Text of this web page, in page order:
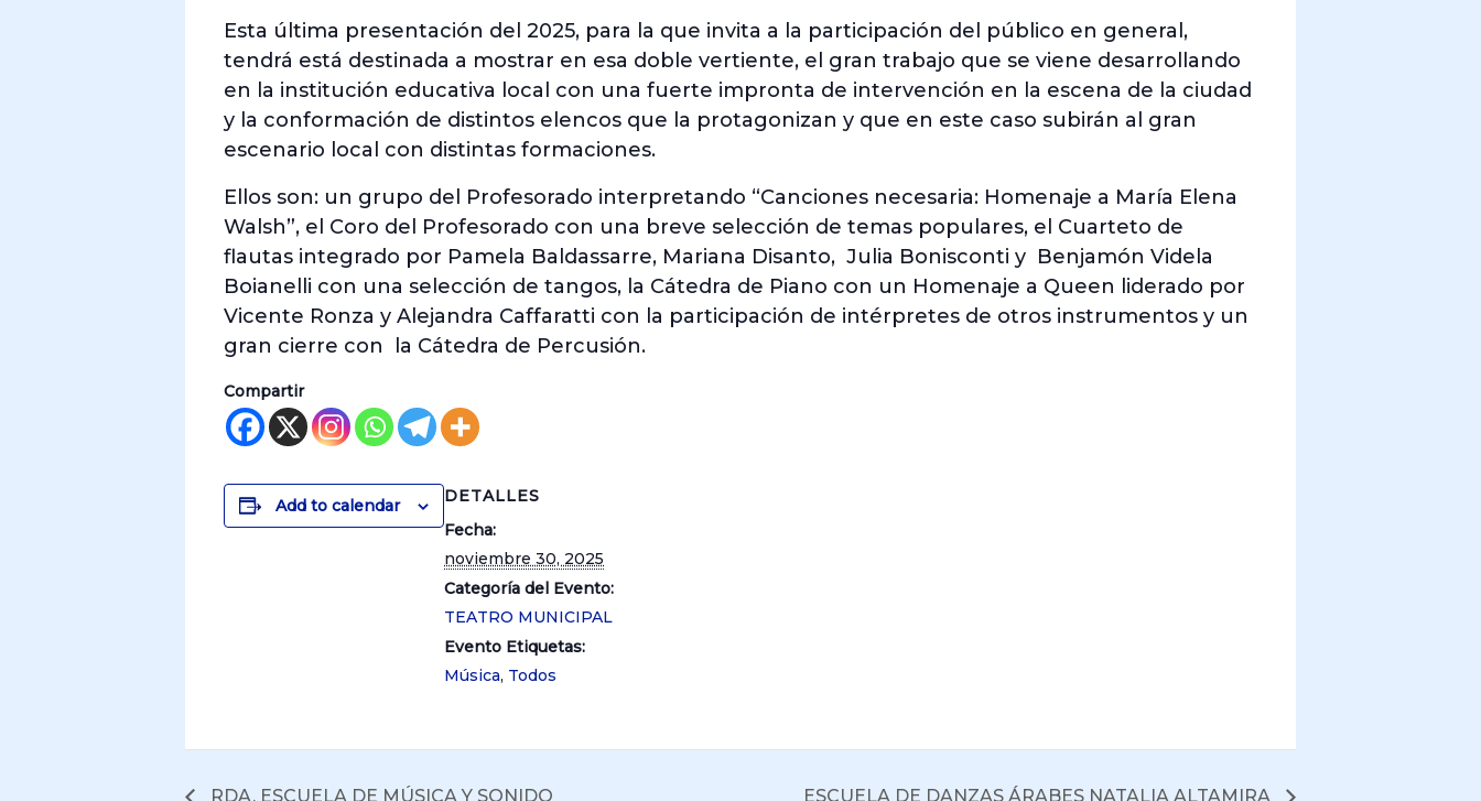
Esta última presentación del 2025, para la que invita a la participación del público en general,
tendrá está destinada a mostrar en esa doble vertiente, el gran trabajo que se viene desarrollando
en la institución educativa local con una fuerte impronta de intervención en la escena de la ciudad
y la conformación de distintos elencos que la protagonizan y que en este caso subirán al gran
escenario local con distintas formaciones.
Ellos son: un grupo del Profesorado interpretando “Canciones necesaria: Homenaje a María Elena
Walsh”, el Coro del Profesorado con una breve selección de temas populares, el Cuarteto de
flautas integrado por Pamela Baldassarre, Mariana Disanto, Julia Bonisconti y Benjamón Videla
Boianelli con una selección de tangos, la Cátedra de Piano con un Homenaje a Queen liderado por
Vicente Ronza y Alejandra Caffaratti con la participación de intérpretes de otros instrumentos y un
gran cierre con la Cátedra de Percusión.
Compartir
Add to calendar
DETALLES
Fecha:
noviembre 30, 2025
Categoría del Evento:
TEATRO MUNICIPAL
Evento Etiquetas:
Música, Todos
RDA. ESCUELA DE MÚSICA Y SONIDO ESCUELA DE DANZAS ÁRABES NATALIA ALTAMIRA